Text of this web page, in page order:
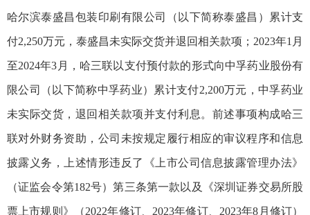
哈尔滨泰盛昌包装印刷有限公司（以下简称泰盛昌）累计支
付2,250万元，泰盛昌未实际交货并退回相关款项；2023年1月
至2024年3月，哈三联以支付预付款的形式向中孚药业股份有
限公司（以下简称中孚药业）累计支付2,200万元，中孚药业
未实际交货，退回相关款项并支付利息。前述事项构成哈三
联对外财务资助，公司未按规定履行相应的审议程序和信息
披露义务，上述情形违反了《上市公司信息披露管理办法》
（证监会令第182号）第三条第一款以及《深圳证券交易所股
票上市规则》（2022年修订、2023年修订、2023年8月修订）